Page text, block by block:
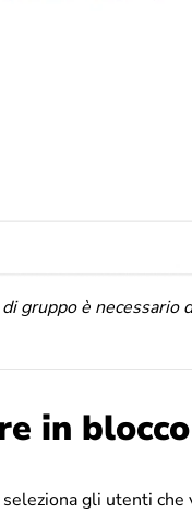
gruppo è
in
seleziona gli utenti che